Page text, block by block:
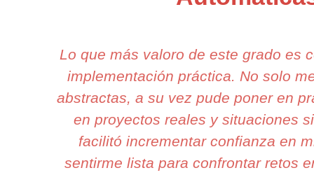
Lo que más valoro de este grado es
implementación práctica. No solo
abstractas, a su vez pude poner en
en proyectos reales y situaciones
facilitó incrementar confianza en
sentirme lista para confrontar retos